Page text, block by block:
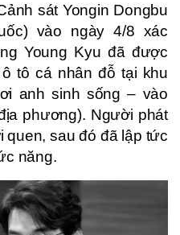
sát Yongin Dongbu
vào ngày 4/8 xác
Young Kyu đã được
tô cá nhân đỗ tại khu
anh sinh sống – vào
phương). Người phát
quen, sau đó đã lập tức
năng.